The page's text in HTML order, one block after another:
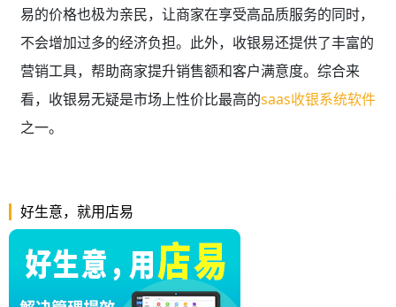
易的价格也极为亲民，让商家在享受高品质服务的同时，
不会增加过多的经济负担。此外，收银易还提供了丰富的
营销工具，帮助商家提升销售额和客户满意度。综合来
看，收银易无疑是市场上性价比最高的saas收银系统软件
之一。
好生意，就用店易